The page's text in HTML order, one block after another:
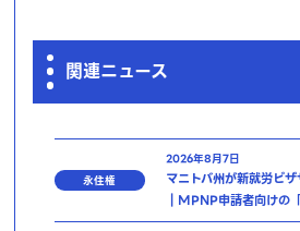
関連ニュース
永住権
2026年8月7日
マニトバ州が新就労ビ
｜MPNP申請者向けの